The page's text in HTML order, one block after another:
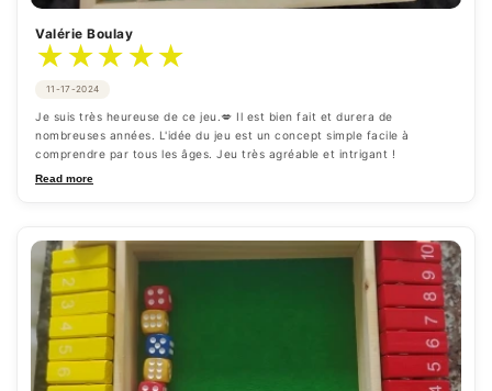
Valérie Boulay
★★★★★
11-17-2024
Je suis très heureuse de ce jeu.💋 Il est bien fait et durera de
nombreuses années. L'idée du jeu est un concept simple facile à
comprendre par tous les âges. Jeu très agréable et intrigant !
Read more